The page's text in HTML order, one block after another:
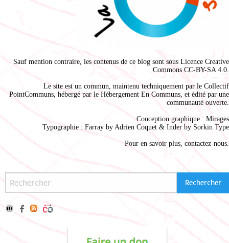
Sauf mention contraire, les contenus de ce blog sont sous Licence Creative
Commons CC-BY-SA 4.0.
Le site est un commun, maintenu techniquement par le Collectif
PointCommuns, hébergé par le Hébergement En Communs, et édité par une
communauté ouverte.
Conception graphique : Mirages
Typographie : Farray by Adrien Coquet & Inder by Sorkin Type
Pour en savoir plus, contactez-nous.